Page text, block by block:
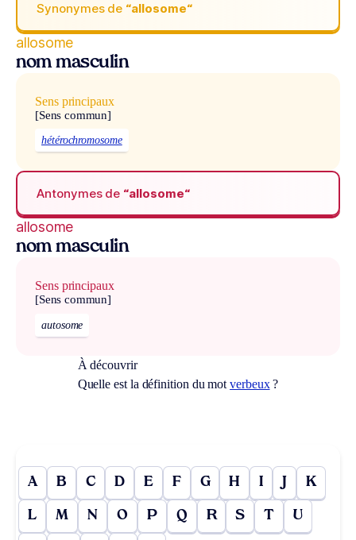
Synonymes de “allosome“
allosome
nom masculin
Sens principaux
[Sens commun]
hétérochromosome
Antonymes de “allosome“
allosome
nom masculin
Sens principaux
[Sens commun]
autosome
À découvrir
Quelle est la définition du motverbeux?
A B C D E F G H I J K
L M N O P Q R S T U